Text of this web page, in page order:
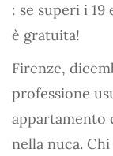
: se superi i 19
è gratuita!
Firenze,
professione
appartamento
nella nuca.